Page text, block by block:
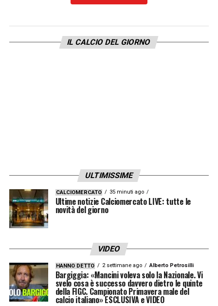
IL CALCIO DEL GIORNO
ULTIMISSIME
CALCIOMERCATO 35 minuti ago
Ultime notizie Calciomercato LIVE: tutte le
novità del giorno
VIDEO
HANNO DETTO 2 settimane ago Alberto Petrosilli
Bargiggia: «Mancini voleva solo la Nazionale. Vi
svelo cosa è successo davvero dietro le quinte
della FIGC. Campionato Primavera male del
calcio italiano» ESCLUSIVA e VIDEO